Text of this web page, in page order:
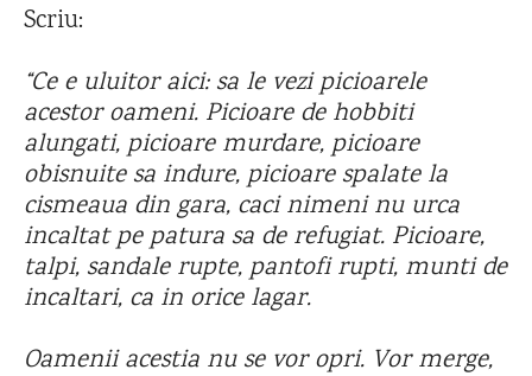
Scriu:
“Ce e uluitor aici: sa le vezi picioarele
acestor oameni. Picioare de hobbiti
alungati, picioare murdare, picioare
obisnuite sa indure, picioare spalate la
cismeaua din gara, caci nimeni nu urca
incaltat pe patura sa de refugiat. Picioare,
talpi, sandale rupte, pantofi rupti, munti de
incaltari, ca in orice lagar.
Oamenii acestia nu se vor opri. Vor merge,